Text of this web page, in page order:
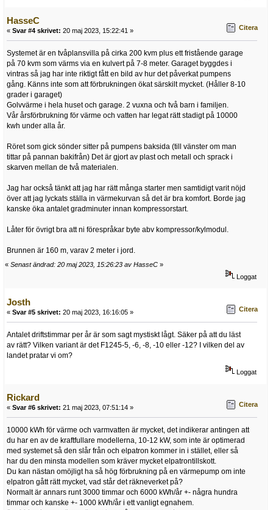
HasseC
« Svar #4 skrivet: 20 maj 2023, 15:22:41 » Citera
Systemet är en tvåplansvilla på cirka 200 kvm plus ett fristående garage
på 70 kvm som värms via en kulvert på 7-8 meter. Garaget byggdes i
vintras så jag har inte riktigt fått en bild av hur det påverkat pumpens
gång. Känns inte som att förbrukningen ökat särskilt mycket. (Håller 8-10
grader i garaget)
Golvvärme i hela huset och garage. 2 vuxna och två barn i familjen.
Vår årsförbrukning för värme och vatten har legat rätt stadigt på 10000
kwh under alla år.
Röret som gick sönder sitter på pumpens baksida (till vänster om man
tittar på pannan bakifrån) Det är gjort av plast och metall och sprack i
skarven mellan de två materialen.
Jag har också tänkt att jag har rätt många starter men samtidigt varit nöjd
över att jag lyckats ställa in värmekurvan så det är bra komfort. Borde jag
kanske öka antalet gradminuter innan kompressorstart.
Låter för övrigt bra att ni förespråkar byte abv kompressor/kylmodul.
Brunnen är 160 m, varav 2 meter i jord.
« Senast ändrad: 20 maj 2023, 15:26:23 av HasseC »
Loggat
Josth
« Svar #5 skrivet: 20 maj 2023, 16:16:05 » Citera
Antalet driftstimmar per år är som sagt mystiskt lågt. Säker på att du läst
av rätt? Vilken variant är det F1245-5, -6, -8, -10 eller -12? I vilken del av
landet pratar vi om?
Loggat
Rickard
« Svar #6 skrivet: 21 maj 2023, 07:51:14 » Citera
10000 kWh för värme och varmvatten är mycket, det indikerar antingen att
du har en av de kraftfullare modellerna, 10-12 kW, som inte är optimerad
med systemet så den slår från och elpatron kommer in i stället, eller så
har du den minsta modellen som kräver mycket elpatrontillskott.
Du kan nästan omöjligt ha så hög förbrukning på en värmepump om inte
elpatron gått rätt mycket, vad står det räkneverket på?
Normalt är annars runt 3000 timmar och 6000 kWh/år +- några hundra
timmar och kanske +- 1000 kWh/år i ett vanligt egnahem.